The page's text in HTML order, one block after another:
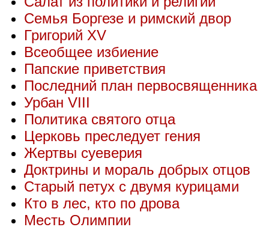
Семья Боргезе и римский двор
Григорий XV
Всеобщее избиение
Папские приветствия
Последний план первосвященника
Урбан VIII
Политика святого отца
Церковь преследует гения
Жертвы суеверия
Доктрины и мораль добрых отцов
Старый петух с двумя курицами
Кто в лес, кто по дрова
Месть Олимпии